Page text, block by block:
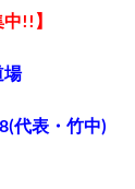
!!】
場
代表・竹中)